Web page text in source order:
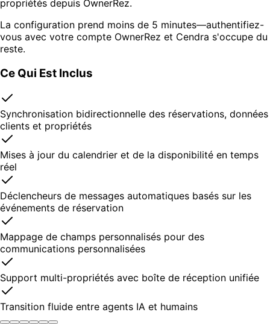
propriétés depuis OwnerRez.
La configuration prend moins de 5 minutes—authentifiez-
vous avec votre compte OwnerRez et Cendra s'occupe du
reste.
Ce Qui Est Inclus
Synchronisation bidirectionnelle des réservations, données
clients et propriétés
Mises à jour du calendrier et de la disponibilité en temps
réel
Déclencheurs de messages automatiques basés sur les
événements de réservation
Mappage de champs personnalisés pour des
communications personnalisées
Support multi-propriétés avec boîte de réception unifiée
Transition fluide entre agents IA et humains